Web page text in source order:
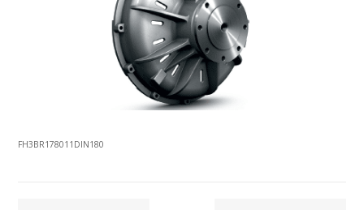
FH3BR178011DIN180